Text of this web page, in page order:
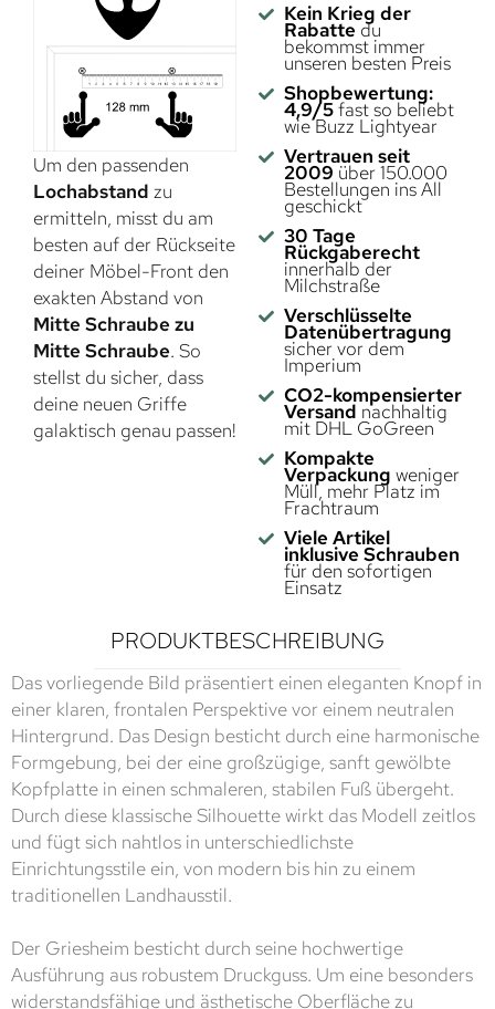
Um den passenden
Lochabstand zu
ermitteln, misst du am
besten auf der Rückseite
deiner Möbel-Front den
exakten Abstand von
Mitte Schraube zu
Mitte Schraube. So
stellst du sicher, dass
deine neuen Griffe
galaktisch genau passen!
Kein Krieg der
Rabatte du
bekommst immer
unseren besten Preis
Shopbewertung:
4,9/5fast so beliebt
wie Buzz Lightyear
Vertrauen seit
2009 über 150.000
Bestellungen ins All
geschickt
30 Tage
Rückgaberecht
innerhalb der
Milchstraße
Verschlüsselte
Datenübertragung
sicher vor dem
Imperium
CO2-kompensierter
Versand nachhaltig
mit DHL GoGreen
Kompakte
Verpackung weniger
Müll, mehr Platz im
Frachtraum
Viele Artikel
inklusive Schrauben
für den sofortigen
Einsatz
PRODUKTBESCHREIBUNG
Das vorliegende Bild präsentiert einen eleganten Knopf in
einer klaren, frontalen Perspektive vor einem neutralen
Hintergrund. Das Design besticht durch eine harmonische
Formgebung, bei der eine großzügige, sanft gewölbte
Kopfplatte in einen schmaleren, stabilen Fuß übergeht.
Durch diese klassische Silhouette wirkt das Modell zeitlos
und fügt sich nahtlos in unterschiedlichste
Einrichtungsstile ein, von modern bis hin zu einem
traditionellen Landhausstil.
Der Griesheim besticht durch seine hochwertige
Ausführung aus robustem Druckguss. Um eine besonders
widerstandsfähige und ästhetische Oberfläche zu